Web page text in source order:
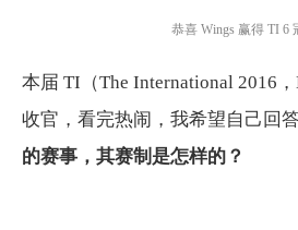
恭喜 Wings 赢得 TI 6
本届 TI（The International 2016，
收官，看完热闹，我希望自己回
的赛事，其赛制是怎样的？